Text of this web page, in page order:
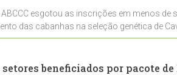
esgotou as inscrições em menos de
das cabanhas na seleção genética de
beneficiados por pacote de